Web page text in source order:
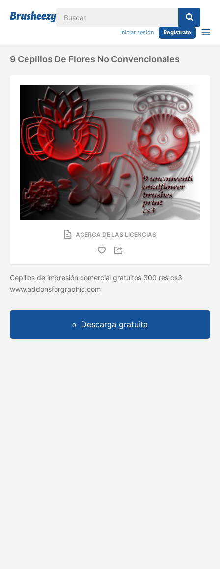
Iniciar sesión Regístrate
9 Cepillos De Flores No Convencionales
ACERCA DE LAS LICENCIAS
Cepillos de impresión comercial gratuitos 300 res cs3
www.addonsforgraphic.com
Descarga gratuita